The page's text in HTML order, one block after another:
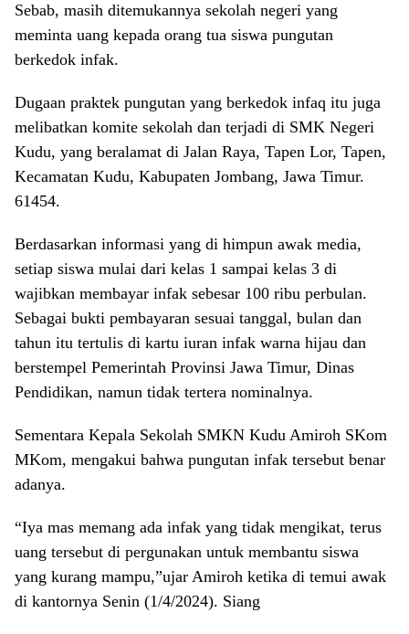
Sebab, masih ditemukannya sekolah negeri yang
meminta uang kepada orang tua siswa pungutan
berkedok infak.
Dugaan praktek pungutan yang berkedok infaq itu juga
melibatkan komite sekolah dan terjadi di SMK Negeri
Kudu, yang beralamat di Jalan Raya, Tapen Lor, Tapen,
Kecamatan Kudu, Kabupaten Jombang, Jawa Timur.
61454.
Berdasarkan informasi yang di himpun awak media,
setiap siswa mulai dari kelas 1 sampai kelas 3 di
wajibkan membayar infak sebesar 100 ribu perbulan.
Sebagai bukti pembayaran sesuai tanggal, bulan dan
tahun itu tertulis di kartu iuran infak warna hijau dan
berstempel Pemerintah Provinsi Jawa Timur, Dinas
Pendidikan, namun tidak tertera nominalnya.
Sementara Kepala Sekolah SMKN Kudu Amiroh SKom
MKom, mengakui bahwa pungutan infak tersebut benar
adanya.
“Iya mas memang ada infak yang tidak mengikat, terus
uang tersebut di pergunakan untuk membantu siswa
yang kurang mampu,”ujar Amiroh ketika di temui awak
di kantornya Senin (1/4/2024). Siang